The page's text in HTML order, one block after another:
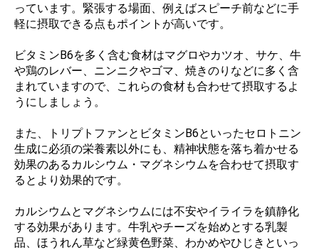
っています。緊張する場面、例えばスピーチ前などに手
軽に摂取できる点もポイントが高いです。
ビタミンB6を多く含む食材はマグロやカツオ、サケ、牛
や鶏のレバー、ニンニクやゴマ、焼きのりなどに多く含
まれていますので、これらの食材も合わせて摂取するよ
うにしましょう。
また、トリプトファンとビタミンB6といったセロトニン
生成に必須の栄養素以外にも、精神状態を落ち着かせる
効果のあるカルシウム・マグネシウムを合わせて摂取す
るとより効果的です。
カルシウムとマグネシウムには不安やイライラを鎮静化
する効果があります。牛乳やチーズを始めとする乳製
品、ほうれん草など緑黄色野菜、わかめやひじきといっ